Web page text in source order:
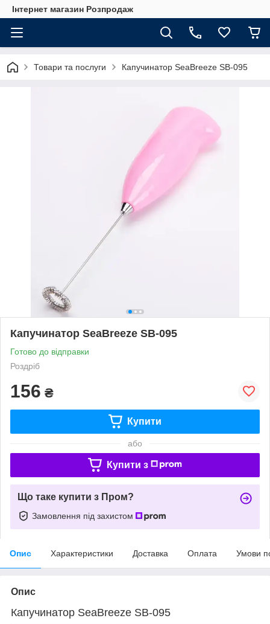
Інтернет магазин Розпродаж
Товари та послуги Капучинатор SeaBreeze SB-095
Капучинатор SeaBreeze SB-095
Готово до відправки
Роздріб
156 ₴
Купити
або
Купити з
Що таке купити з Пром?
Замовлення під захистом
Опис Характеристики Доставка Оплата Умови
Опис
Капучинатор SeaBreeze SB-095